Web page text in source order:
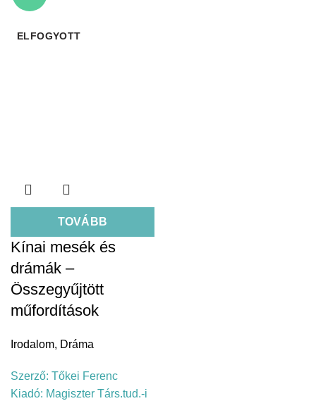
ELFOGYOTT
TOVÁBB
Kínai mesék és
drámák –
Összegyűjtött
műfordítások
Irodalom, Dráma
Szerző: Tőkei Ferenc
Kiadó: Magiszter Társ.tud.-i